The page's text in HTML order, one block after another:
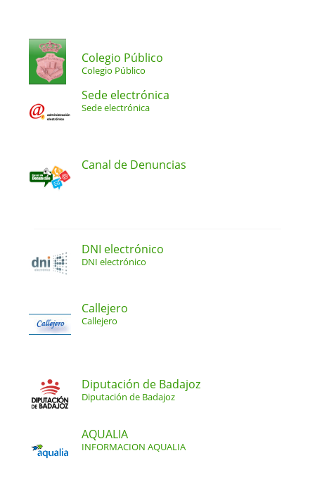
Colegio Público
Colegio Público
Sede electrónica
Sede electrónica
Canal de Denuncias
DNI electrónico
DNI electrónico
Callejero
Callejero
Diputación de Badajoz
Diputación de Badajoz
AQUALIA
INFORMACION AQUALIA